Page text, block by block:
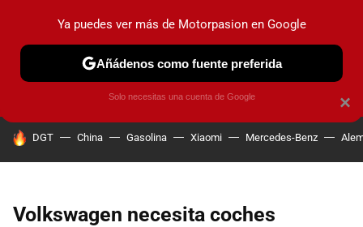
PRUEBAS COCHES ELÉCTRICOS OBSERVATORIO
HOY SE HABLA DE
DGT China Gasolina Xiaomi Mercedes-Benz
Volkswagen necesita coches
×
Ya puedes ver más de Motorpasion en Google
Añádenos como fuente preferida
Solo necesitas una cuenta de Google